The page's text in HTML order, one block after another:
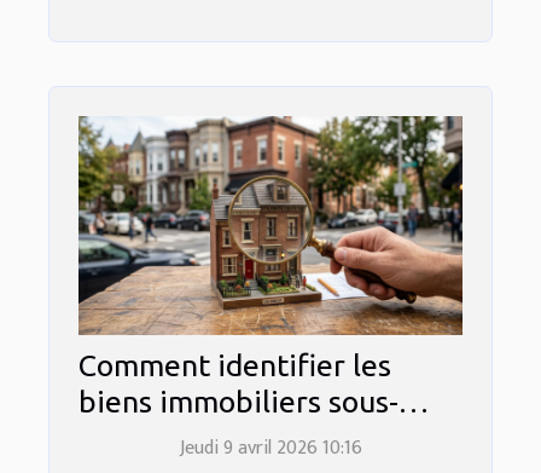
Comment identifier les
biens immobiliers sous-
évalués pour investir malin
Jeudi 9 avril 2026 10:16